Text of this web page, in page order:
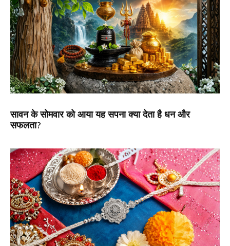
सावन के सोमवार को आया यह सपना क्या देता है धन और
सफलता?